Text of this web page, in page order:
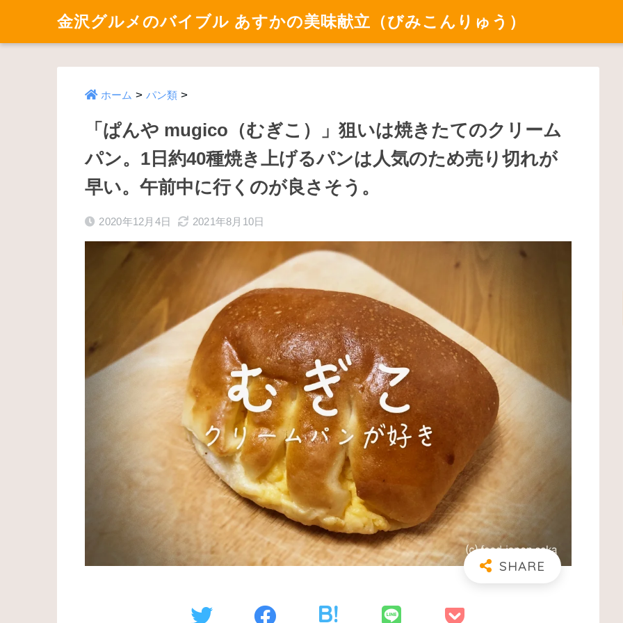
金沢グルメのバイブル あすかの美味献立（びみこんりゅう）
ホーム > パン類 >
「ぱんや mugico（むぎこ）」狙いは焼きたてのクリーム
パン。1日約40種焼き上げるパンは人気のため売り切れが
早い。午前中に行くのが良さそう。
2020年12月4日 2021年8月10日